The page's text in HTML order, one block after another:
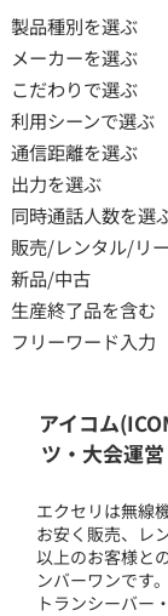
製品種別を選ぶ
メーカーを選ぶ
こだわりで選ぶ
利用シーンで選ぶ
通信距離を選ぶ
出力を選ぶ
同時通話人数を選
販売/レンタル/リ
新品/中古
生産終了品を含む
フリーワード入力
アイコム
ツ・大会運
エクセリは無線
お安く販売、レ
以上のお客様と
ンバーワンです
トランシーバー